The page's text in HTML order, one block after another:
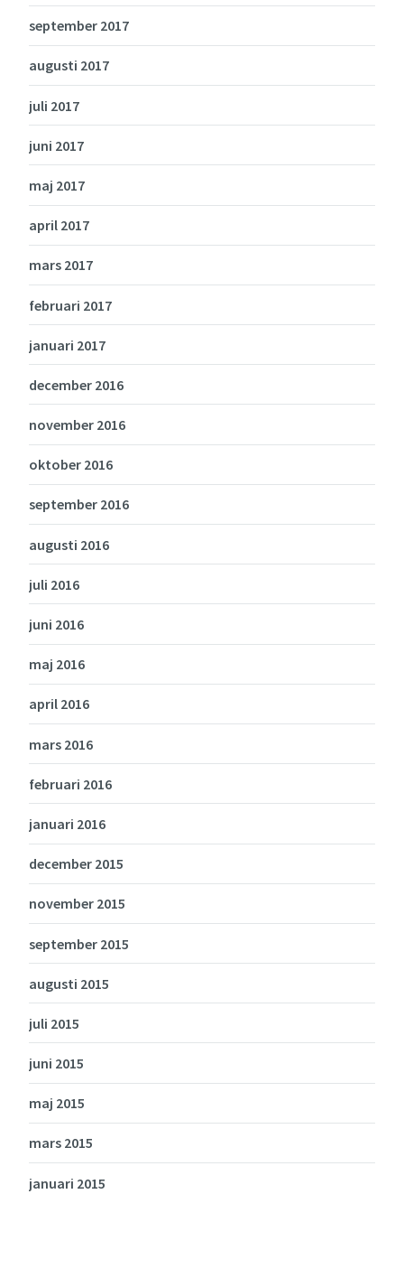
september 2017
augusti 2017
juli 2017
juni 2017
maj 2017
april 2017
mars 2017
februari 2017
januari 2017
december 2016
november 2016
oktober 2016
september 2016
augusti 2016
juli 2016
juni 2016
maj 2016
april 2016
mars 2016
februari 2016
januari 2016
december 2015
november 2015
september 2015
augusti 2015
juli 2015
juni 2015
maj 2015
mars 2015
januari 2015